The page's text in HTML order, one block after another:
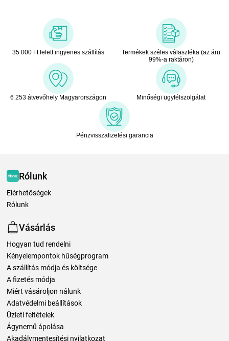
35 000 Ft felett ingyenes szállítás
Termékek széles választéka (az áru
99%-a raktáron)
6 253 átvevőhely Magyarországon Minőségi ügyfélszolgálat
Pénzvisszafizetési garancia
Rólunk
Elérhetőségek
Rólunk
Vásárlás
Hogyan tud rendelni
Kényelempontok hűségprogram
A szállítás módja és költsége
A fizetés módja
Miért vásároljon nálunk
Adatvédelmi beállítások
Üzleti feltételek
Ágynemű ápolása
Akadálymentesítési nyilatkozat